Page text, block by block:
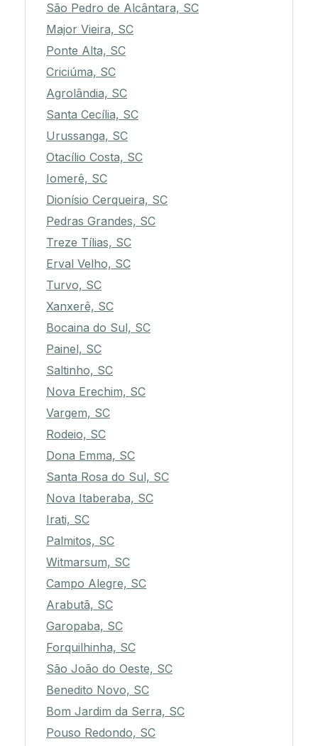
São Pedro de Alcântara, SC
Major Vieira, SC
Ponte Alta, SC
Criciúma, SC
Agrolândia, SC
Santa Cecília, SC
Urussanga, SC
Otacílio Costa, SC
Iomerê, SC
Dionísio Cerqueira, SC
Pedras Grandes, SC
Treze Tílias, SC
Erval Velho, SC
Turvo, SC
Xanxerê, SC
Bocaina do Sul, SC
Painel, SC
Saltinho, SC
Nova Erechim, SC
Vargem, SC
Rodeio, SC
Dona Emma, SC
Santa Rosa do Sul, SC
Nova Itaberaba, SC
Irati, SC
Palmitos, SC
Witmarsum, SC
Campo Alegre, SC
Arabutã, SC
Garopaba, SC
Forquilhinha, SC
São João do Oeste, SC
Benedito Novo, SC
Bom Jardim da Serra, SC
Pouso Redondo, SC